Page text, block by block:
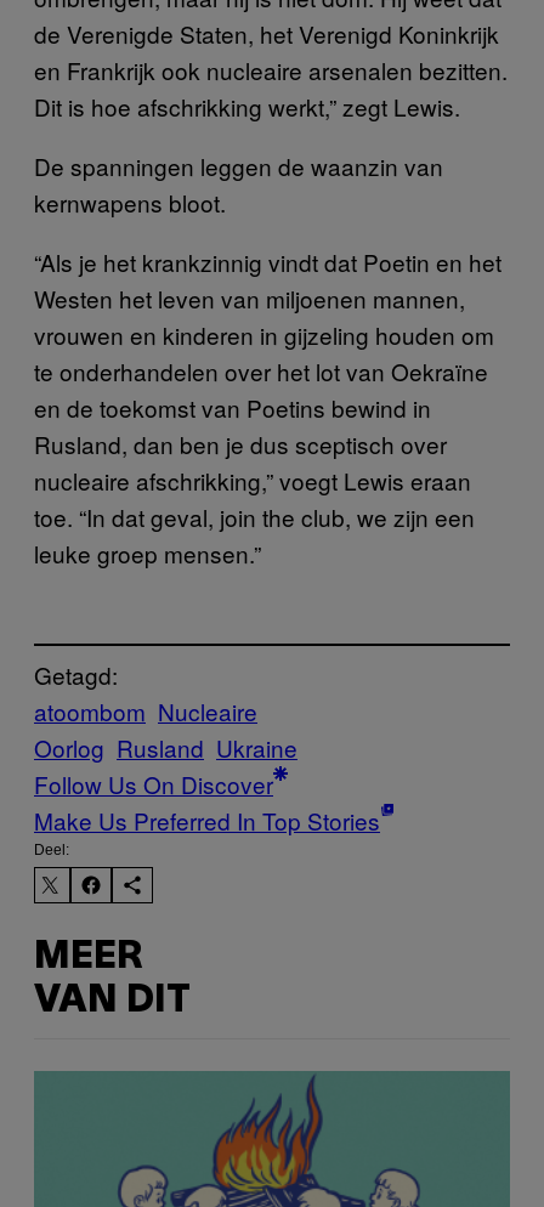
de Verenigde Staten, het Verenigd Koninkrijk
en Frankrijk ook nucleaire arsenalen bezitten.
Dit is hoe afschrikking werkt,” zegt Lewis.
De spanningen leggen de waanzin van
kernwapens bloot.
“Als je het krankzinnig vindt dat Poetin en het
Westen het leven van miljoenen mannen,
vrouwen en kinderen in gijzeling houden om
te onderhandelen over het lot van Oekraïne
en de toekomst van Poetins bewind in
Rusland, dan ben je dus sceptisch over
nucleaire afschrikking,” voegt Lewis eraan
toe. “In dat geval, join the club, we zijn een
leuke groep mensen.”
Getagd:
atoombom Nucleaire
Oorlog Rusland Ukraine
Follow Us On Discover
Make Us Preferred In Top Stories
Deel:
MEER
VAN DIT